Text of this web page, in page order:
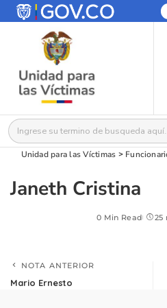
Buscar:
Unidad para las Víctimas >
Janeth Cristina
0 Min Read 25
NOTA ANTERIOR
Mario Ernesto